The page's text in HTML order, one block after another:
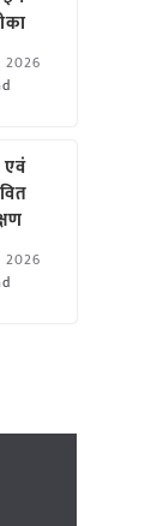
2026
एवं
2026